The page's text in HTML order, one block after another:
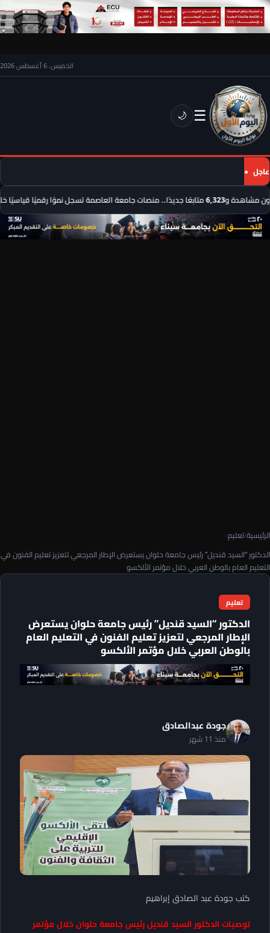
الخميس، 6 أغسطس 2026
☰
🌙
عاجل
الرئيسية›تعليم›
الدكتور “السيد قنديل” رئيس جامعة حلوان يستعرض الإطار المرجعي لتعزيز تعليم الفنون في
التعليم العام بالوطن العربي خلال مؤتمر الألكسو
تعليم
الدكتور “السيد قنديل” رئيس جامعة حلوان يستعرض
الإطار المرجعي لتعزيز تعليم الفنون في التعليم العام
بالوطن العربي خلال مؤتمر الألكسو
جودة عبدالصادق
منذ 11 شهر
كتب جودة عبد الصادق إبراهيم
توصيات الدكتور السيد قنديل رئيس جامعة حلوان خلال مؤتمر